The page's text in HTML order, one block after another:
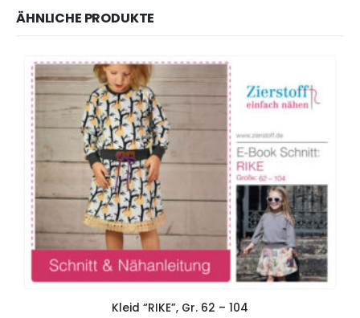
ÄHNLICHE PRODUKTE
Kleid “RIKE”, Gr. 62 – 104